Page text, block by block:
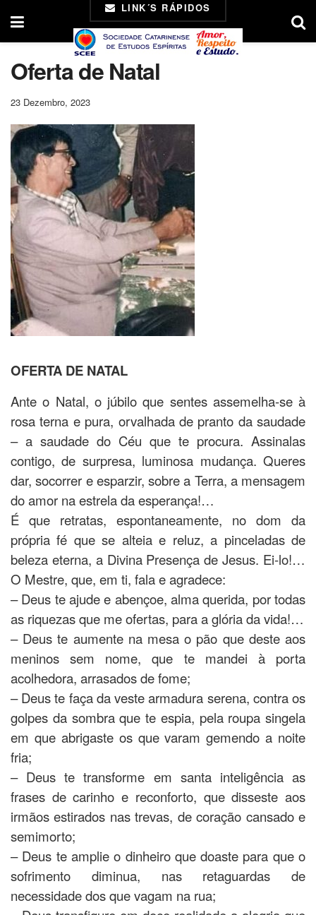
LINK´S RÁPIDOS
Oferta de Natal
23 Dezembro, 2023
OFERTA DE NATAL
Ante o Natal, o júbilo que sentes assemelha-se à
rosa terna e pura, orvalhada de pranto da saudade
– a saudade do Céu que te procura. Assinalas
contigo, de surpresa, luminosa mudança. Queres
dar, socorrer e esparzir, sobre a Terra, a mensagem
do amor na estrela da esperança!…
É que retratas, espontaneamente, no dom da
própria fé que se alteia e reluz, a pinceladas de
beleza eterna, a Divina Presença de Jesus. Ei-lo!…
O Mestre, que, em ti, fala e agradece:
– Deus te ajude e abençoe, alma querida, por todas
as riquezas que me ofertas, para a glória da vida!…
– Deus te aumente na mesa o pão que deste aos
meninos sem nome, que te mandei à porta
acolhedora, arrasados de fome;
– Deus te faça da veste armadura serena, contra os
golpes da sombra que te espia, pela roupa singela
em que abrigaste os que varam gemendo a noite
fria;
– Deus te transforme em santa inteligência as
frases de carinho e reconforto, que disseste aos
irmãos estirados nas trevas, de coração cansado e
semimorto;
– Deus te amplie o dinheiro que doaste para que o
sofrimento diminua, nas retaguardas de
necessidade dos que vagam na rua;